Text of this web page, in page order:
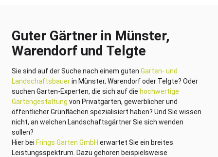
Guter Gärtner in Münster,
Warendorf und Telgte
Sie sind auf der Suche nach einem guten Garten- und
Landschaftsbauerin Münster, Warendorf oder Telgte? Oder
suchen Garten-Experten, die sich auf die hochwertige
Gartengestaltung von Privatgärten, gewerblicher und
öffentlicher Grünflächen spezialisiert haben? Und Sie wissen
nicht, an welchen Landschaftsgärtner Sie sich wenden
sollen?
Hier bei Frings Garten GmbH erwartet Sie ein breites
Leistungsspektrum. Dazu gehören beispielsweise